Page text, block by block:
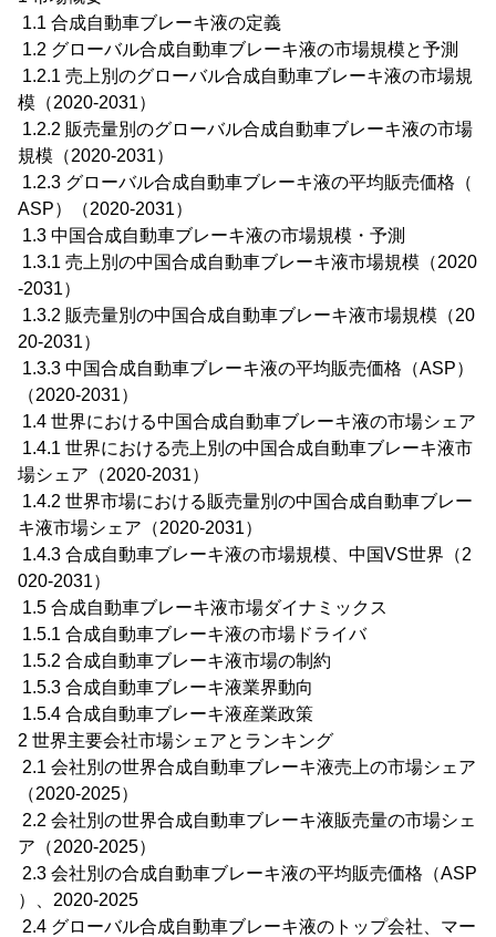
1.1 合成自動車ブレーキ液の定義
1.2 グローバル合成自動車ブレーキ液の市場規模と予測
1.2.1 売上別のグローバル合成自動車ブレーキ液の市場規
模（2020-2031）
1.2.2 販売量別のグローバル合成自動車ブレーキ液の市場
規模（2020-2031）
1.2.3 グローバル合成自動車ブレーキ液の平均販売価格（
ASP）（2020-2031）
1.3 中国合成自動車ブレーキ液の市場規模・予測
1.3.1 売上別の中国合成自動車ブレーキ液市場規模（2020
-2031）
1.3.2 販売量別の中国合成自動車ブレーキ液市場規模（20
20-2031）
1.3.3 中国合成自動車ブレーキ液の平均販売価格（ASP）
（2020-2031）
1.4 世界における中国合成自動車ブレーキ液の市場シェア
1.4.1 世界における売上別の中国合成自動車ブレーキ液市
場シェア（2020-2031）
1.4.2 世界市場における販売量別の中国合成自動車ブレー
キ液市場シェア（2020-2031）
1.4.3 合成自動車ブレーキ液の市場規模、中国VS世界（2
020-2031）
1.5 合成自動車ブレーキ液市場ダイナミックス
1.5.1 合成自動車ブレーキ液の市場ドライバ
1.5.2 合成自動車ブレーキ液市場の制約
1.5.3 合成自動車ブレーキ液業界動向
1.5.4 合成自動車ブレーキ液産業政策
2 世界主要会社市場シェアとランキング
2.1 会社別の世界合成自動車ブレーキ液売上の市場シェア
（2020-2025）
2.2 会社別の世界合成自動車ブレーキ液販売量の市場シェ
ア（2020-2025）
2.3 会社別の合成自動車ブレーキ液の平均販売価格（ASP
）、2020-2025
2.4 グローバル合成自動車ブレーキ液のトップ会社、マー